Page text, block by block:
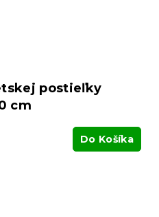
postieľky
cm
Do Košíka